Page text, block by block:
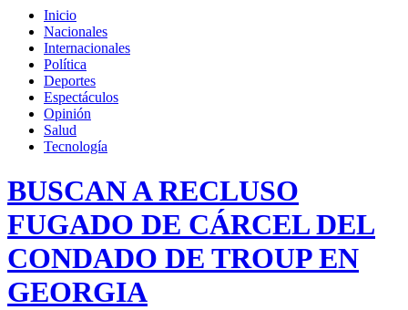
Inicio
Nacionales
Internacionales
Política
Deportes
Espectáculos
Opinión
Salud
Tecnología
BUSCAN A RECLUSO
FUGADO DE CÁRCEL DEL
CONDADO DE TROUP EN
GEORGIA